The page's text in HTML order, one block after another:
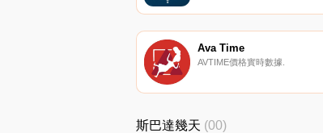
Ava Time
AVTIME價格實時數據.
斯巴達幾天 (00)